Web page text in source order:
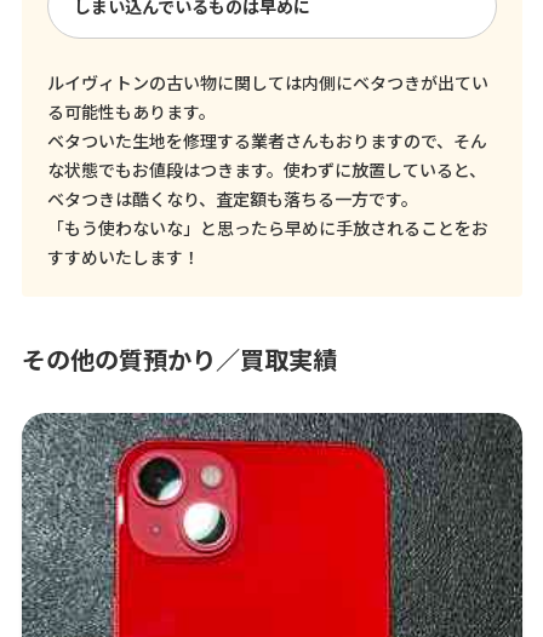
しまい込んでいるものは早めに
ルイヴィトンの古い物に関しては内側にベタつきが出てい
る可能性もあります。
ベタついた生地を修理する業者さんもおりますので、そん
な状態でもお値段はつきます。使わずに放置していると、
ベタつきは酷くなり、査定額も落ちる一方です。
「もう使わないな」と思ったら早めに手放されることをお
すすめいたします！
その他の質預かり／買取実績